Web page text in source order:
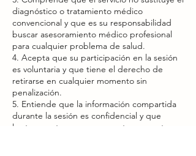
diagnóstico o tratamiento médico
convencional y que es su responsabilidad
buscar asesoramiento médico profesional
para cualquier problema de salud.
4. Acepta que su participación en la sesión
es voluntaria y que tiene el derecho de
retirarse en cualquier momento sin
penalización.
5. Entiende que la información compartida
durante la sesión es confidencial y que
los terapeutas se comprometen a mantener